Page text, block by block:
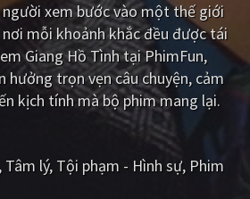
người xem bước vào một thế giới
mỗi khoảnh khắc đều được tái
Giang Hồ Tình tại PhimFun,
hưởng trọn vẹn câu chuyện, cảm
kịch tính mà bộ phim mang lại.
Tâm lý Tội phạm - Hình sự Phim